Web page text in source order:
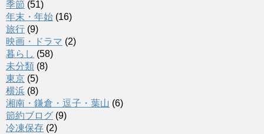
季節 (51)
年末・年始 (16)
旅行 (9)
映画・ドラマ (2)
暮らし (58)
未分類 (8)
東京 (5)
横浜 (8)
湘南・鎌倉・逗子・葉山 (6)
節約ブログ (9)
冷凍保存 (2)